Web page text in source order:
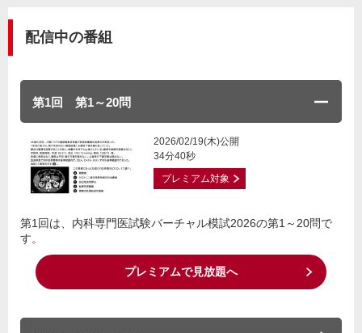
配信中の番組
第1回 第1～20問
2026/02/19(木)公開
34分40秒
プレミアム対象
第1回は、内科専門医試験バーチャル模試2026の第1～20問で
す。
プレミアムで見放題へ